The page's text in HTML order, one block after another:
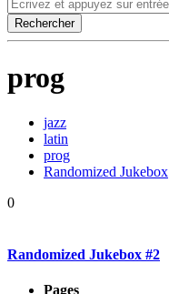
prog
jazz
latin
prog
Randomized Jukebox
0
Randomized Jukebox #2
Pages